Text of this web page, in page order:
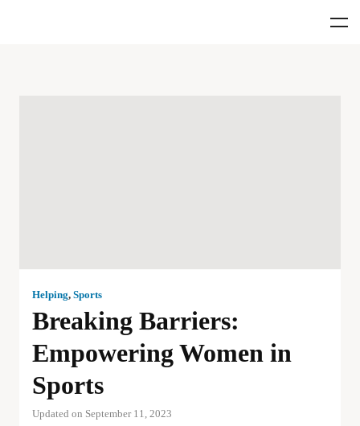
Helping, Sports
Breaking Barriers:
Empowering Women in
Sports
Updated on September 11, 2023